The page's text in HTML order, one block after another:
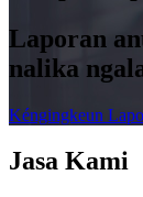
Laporan
nalika
Kéngingkeun
Jasa Kami